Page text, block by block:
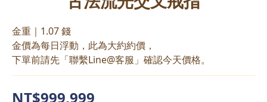
金重｜1.07 錢
金價為每日浮動，此為大約約價，
下單前請先「聯繫Line@客服」確認今天價格。
NT$999,999